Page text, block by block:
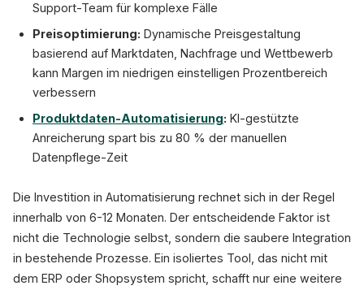
Support-Team für komplexe Fälle
Preisoptimierung: Dynamische Preisgestaltung
basierend auf Marktdaten, Nachfrage und Wettbewerb
kann Margen im niedrigen einstelligen Prozentbereich
verbessern
Produktdaten-Automatisierung: KI-gestützte
Anreicherung spart bis zu 80 % der manuellen
Datenpflege-Zeit
Die Investition in Automatisierung rechnet sich in der Regel
innerhalb von 6-12 Monaten. Der entscheidende Faktor ist
nicht die Technologie selbst, sondern die saubere Integration
in bestehende Prozesse. Ein isoliertes Tool, das nicht mit
dem ERP oder Shopsystem spricht, schafft nur eine weitere